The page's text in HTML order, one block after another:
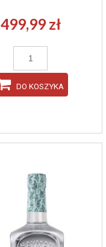
499,99 zł
DO KOSZYKA